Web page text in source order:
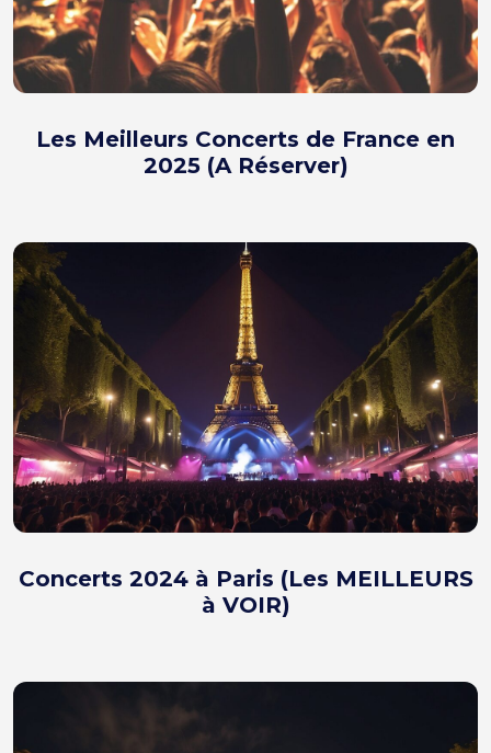
Les Meilleurs Concerts de France en
2025 (A Réserver)
Concerts 2024 à Paris (Les MEILLEURS
à VOIR)